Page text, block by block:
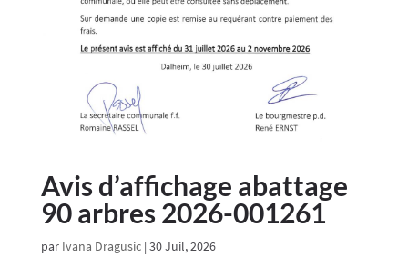
Avis d’affichage abattage
90 arbres 2026-001261
par Ivana Dragusic| 30 Juil, 2026